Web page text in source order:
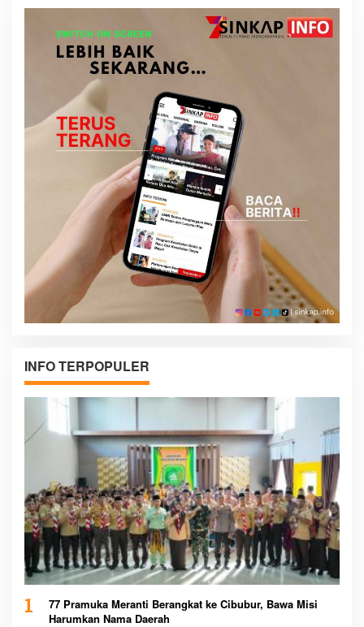
INFO TERPOPULER
1
77 Pramuka Meranti Berangkat ke Cibubur, Bawa Misi
Harumkan Nama Daerah